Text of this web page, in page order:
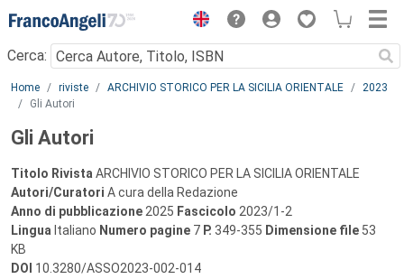
Menu
Cerca:
Main content
Home riviste ARCHIVIO STORICO PER LA SICILIA ORIENTALE
2023
Gli Autori
Gli Autori
Titolo Rivista ARCHIVIO STORICO PER LA SICILIA ORIENTALE
Autori/Curatori A cura della Redazione
Anno di pubblicazione 2025 Fascicolo 2023/1-2
Lingua Italiano Numero pagine 7 P. 349-355 Dimensione file 53
KB
DOI 10.3280/ASSO2023-002-014